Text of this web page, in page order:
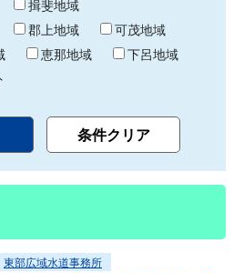
揖斐地域
郡上地域
可茂地域
恵那地域
下呂地域
東部広域水道事務所